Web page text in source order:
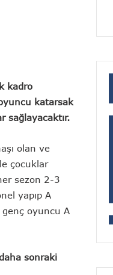
kadro
katarsak
sağlayacaktır.
olan ve
çocuklar
sezon 2-3
yapıp A
oyuncu A
sonraki